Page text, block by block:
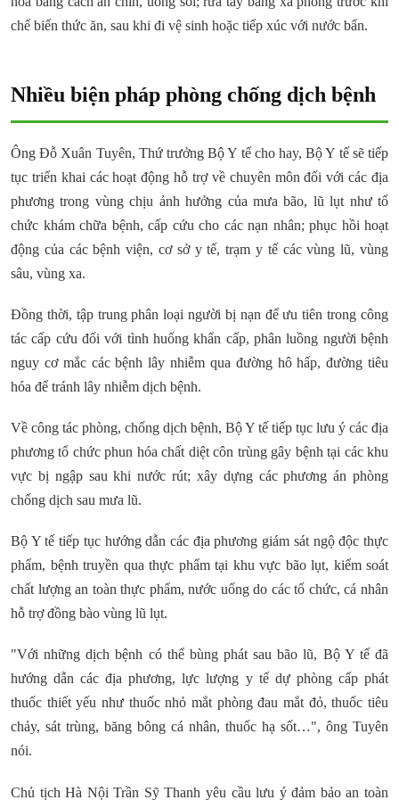
chế biến thức ăn, sau khi đi vệ sinh hoặc tiếp xúc với nước bẩn.
Nhiều biện pháp phòng chống dịch bệnh
Ông Đỗ Xuân Tuyên, Thứ trưởng Bộ Y tế cho hay, Bộ Y tế sẽ tiếp
tục triển khai các hoạt động hỗ trợ về chuyên môn đối với các địa
phương trong vùng chịu ảnh hưởng của mưa bão, lũ lụt như tổ
chức khám chữa bệnh, cấp cứu cho các nạn nhân; phục hồi hoạt
động của các bệnh viện, cơ sở y tế, trạm y tế các vùng lũ, vùng
sâu, vùng xa.
Đồng thời, tập trung phân loại người bị nạn để ưu tiên trong công
tác cấp cứu đối với tình huống khẩn cấp, phân luồng người bệnh
nguy cơ mắc các bệnh lây nhiễm qua đường hô hấp, đường tiêu
hóa để tránh lây nhiễm dịch bệnh.
Về công tác phòng, chống dịch bệnh, Bộ Y tế tiếp tục lưu ý các địa
phương tổ chức phun hóa chất diệt côn trùng gây bệnh tại các khu
vực bị ngập sau khi nước rút; xây dựng các phương án phòng
chống dịch sau mưa lũ.
Bộ Y tế tiếp tục hướng dẫn các địa phương giám sát ngộ độc thực
phẩm, bệnh truyền qua thực phẩm tại khu vực bão lụt, kiểm soát
chất lượng an toàn thực phẩm, nước uống do các tổ chức, cá nhân
hỗ trợ đồng bào vùng lũ lụt.
"Với những dịch bệnh có thể bùng phát sau bão lũ, Bộ Y tế đã
hướng dẫn các địa phương, lực lượng y tế dự phòng cấp phát
thuốc thiết yếu như thuốc nhỏ mắt phòng đau mắt đỏ, thuốc tiêu
chảy, sát trùng, băng bông cá nhân, thuốc hạ sốt…", ông Tuyên
nói.
Chủ tịch Hà Nội Trần Sỹ Thanh yêu cầu lưu ý đảm bảo an toàn